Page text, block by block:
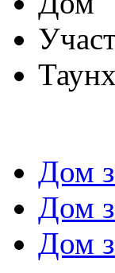
Дом
Дом
Дом